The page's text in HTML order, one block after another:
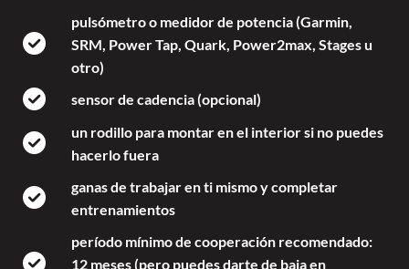
pulsómetro o medidor de potencia (Garmin,
SRM, Power Tap, Quark, Power2max, Stages u
otro)
sensor de cadencia (opcional)
un rodillo para montar en el interior si no puedes
hacerlo fuera
ganas de trabajar en ti mismo y completar
entrenamientos
período mínimo de cooperación recomendado:
12 meses (pero puedes darte de baja en